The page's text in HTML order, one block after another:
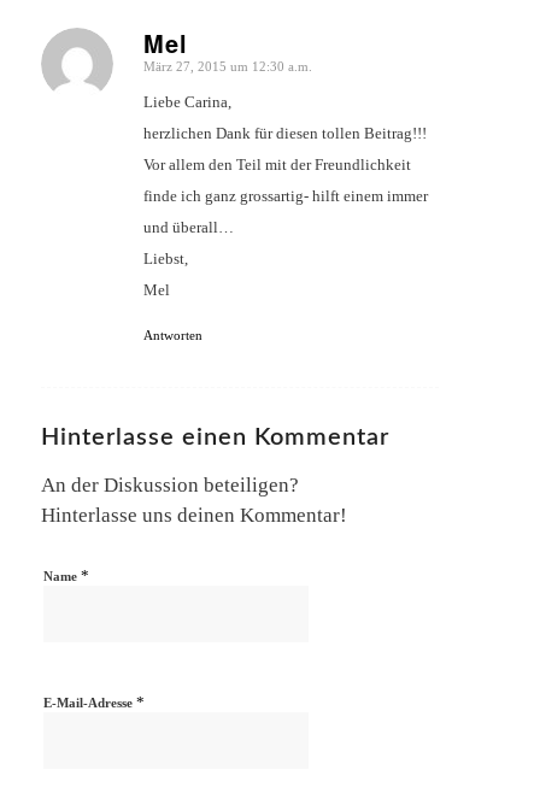
Mel
sagte:
März 27, 2015 um 12:30 a.m.
Liebe Carina,
herzlichen Dank für diesen tollen Beitrag!!!
Vor allem den Teil mit der Freundlichkeit
finde ich ganz grossartig- hilft einem immer
und überall…
Liebst,
Mel
Antworten
Hinterlasse einen Kommentar
An der Diskussion beteiligen?
Hinterlasse uns deinen Kommentar!
Name *
E-Mail-Adresse *